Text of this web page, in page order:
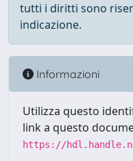
tutti i diritti sono
indicazione.
Informazioni
Utilizza questo
link a questo
https://